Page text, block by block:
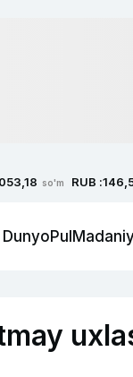
so'm RUB :
DunyoPul